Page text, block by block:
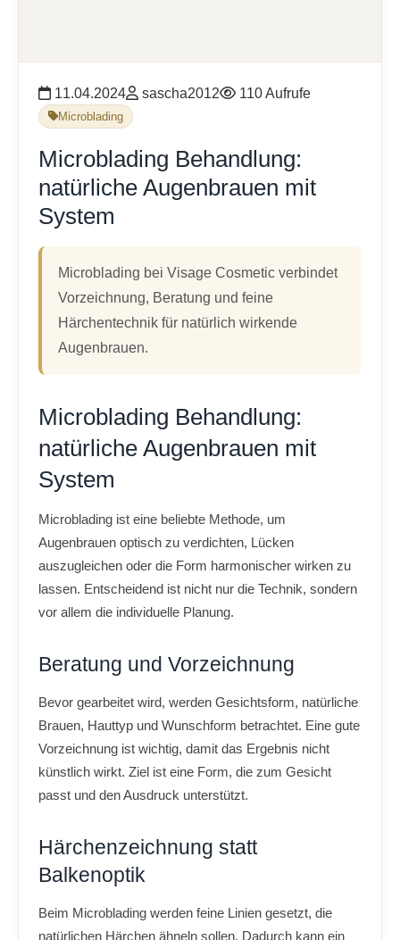
11.04.2024 sascha2012 110 Aufrufe
Microblading
Microblading Behandlung:
natürliche Augenbrauen mit
System
Microblading bei Visage Cosmetic verbindet
Vorzeichnung, Beratung und feine
Härchentechnik für natürlich wirkende
Augenbrauen.
Microblading Behandlung:
natürliche Augenbrauen mit
System
Microblading ist eine beliebte Methode, um
Augenbrauen optisch zu verdichten, Lücken
auszugleichen oder die Form harmonischer wirken zu
lassen. Entscheidend ist nicht nur die Technik, sondern
vor allem die individuelle Planung.
Beratung und Vorzeichnung
Bevor gearbeitet wird, werden Gesichtsform, natürliche
Brauen, Hauttyp und Wunschform betrachtet. Eine gute
Vorzeichnung ist wichtig, damit das Ergebnis nicht
künstlich wirkt. Ziel ist eine Form, die zum Gesicht
passt und den Ausdruck unterstützt.
Härchenzeichnung statt
Balkenoptik
Beim Microblading werden feine Linien gesetzt, die
natürlichen Härchen ähneln sollen. Dadurch kann ein